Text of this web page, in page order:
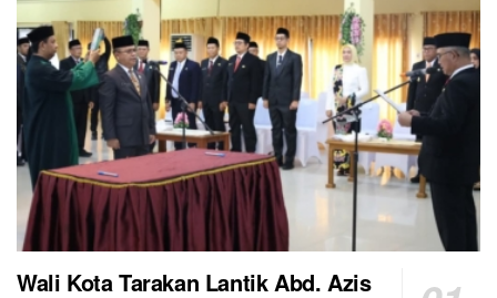
Wali Kota Tarakan Lantik Abd. Azis